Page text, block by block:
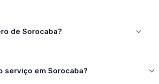
de Sorocaba?
serviço em Sorocaba?